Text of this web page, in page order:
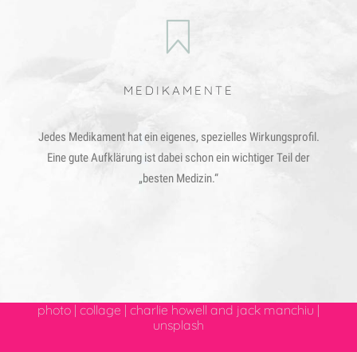
MEDIKAMENTE
Jedes Medikament hat ein eigenes, spezielles Wirkungsprofil.
Eine gute Aufklärung ist dabei schon ein wichtiger Teil der
„besten Medizin.“
photo | collage | charlie howell and jack manchiu |
unsplash